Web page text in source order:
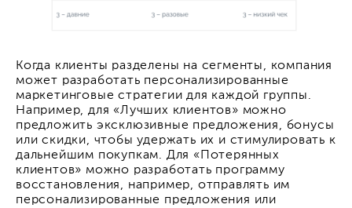
Когда клиенты разделены на сегменты, компания
может разработать персонализированные
маркетинговые стратегии для каждой группы.
Например, для «Лучших клиентов» можно
предложить эксклюзивные предложения, бонусы
или скидки, чтобы удержать их и стимулировать к
дальнейшим покупкам. Для «Потерянных
клиентов» можно разработать программу
восстановления, например, отправлять им
персонализированные предложения или